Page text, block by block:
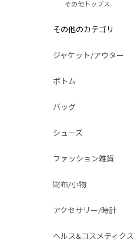
その他トップス
その他のカテゴリ
ジャケット/アウター
ボトム
バッグ
シューズ
ファッション雑貨
財布/小物
アクセサリー/時計
ヘルス&コスメティクス